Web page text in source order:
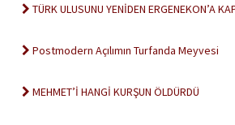
TÜRK ULUSUNU YENİDEN ERGENEKON’A
Postmodern Açılımın Turfanda Meyvesi
MEHMET’İ HANGİ KURŞUN ÖLDÜRDÜ